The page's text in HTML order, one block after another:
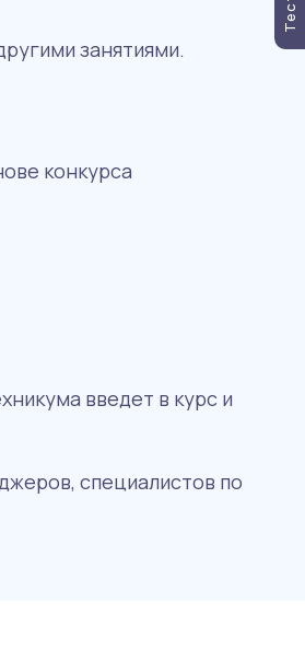
занятиями.
конкурса
введет в курс и
специалистов по